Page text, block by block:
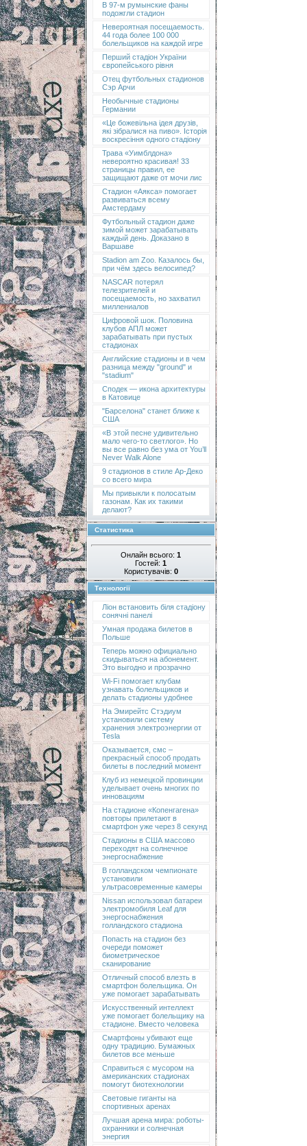
В 97-м румынские фаны
подожгли стадион
Невероятная посещаемость.
44 года более 100 000
болельщиков на каждой игре
Перший стадіон України
європейського рівня
Отец футбольных стадионов
Сэр Арчи
Необычные стадионы
Германии
«Це божевільна ідея друзів,
які зібралися на пиво». Історія
воскресіння одного стадіону
Трава «Уимблдона»
невероятно красивая! 33
страницы правил, ее
защищают даже от мочи лис
Стадион «Аякса» помогает
развиваться всему
Амстердаму
Футбольный стадион даже
зимой может зарабатывать
каждый день. Доказано в
Варшаве
Stadion am Zoo. Казалось бы,
при чём здесь велосипед?
NASCAR потерял
телезрителей и
посещаемость, но захватил
миллениалов
Цифровой шок. Половина
клубов АПЛ может
зарабатывать при пустых
стадионах
Английские стадионы и в чем
разница между "ground" и
"stadium"
Сподек — икона архитектуры
в Катовице
"Барселона" станет ближе к
США
«В этой песне удивительно
мало чего-то светлого». Но
вы все равно без ума от You’ll
Never Walk Alone
9 стадионов в стиле Ар-Деко
со всего мира
Мы привыкли к полосатым
газонам. Как их такими
делают?
Статистика
Онлайн всього: 1
Гостей: 1
Користувачів: 0
Технології
Ліон встановить біля стадіону
сонячні панелі
Умная продажа билетов в
Польше
Теперь можно официально
скидываться на абонемент.
Это выгодно и прозрачно
Wi-Fi помогает клубам
узнавать болельщиков и
делать стадионы удобнее
На Эмирейтс Стэдиум
установили систему
хранения электроэнергии от
Tesla
Оказывается, смс –
прекрасный способ продать
билеты в последний момент
Клуб из немецкой провинции
уделывает очень многих по
инновациям
На стадионе «Копенгагена»
повторы прилетают в
смартфон уже через 8 секунд
Стадионы в США массово
переходят на солнечное
энергоснабжение
В голландском чемпионате
установили
ультрасовременные камеры
Nissan использовал батареи
электромобиля Leaf для
энергоснабжения
голландского стадиона
Попасть на стадион без
очереди поможет
биометрическое
сканирование
Отличный способ влезть в
смартфон болельщика. Он
уже помогает зарабатывать
Искусственный интеллект
уже помогает болельщику на
стадионе. Вместо человека
Смартфоны убивают еще
одну традицию. Бумажных
билетов все меньше
Справиться с мусором на
американских стадионах
помогут биотехнологии
Световые гиганты на
спортивных аренах
Лучшая арена мира: роботы-
охранники и солнечная
энергия